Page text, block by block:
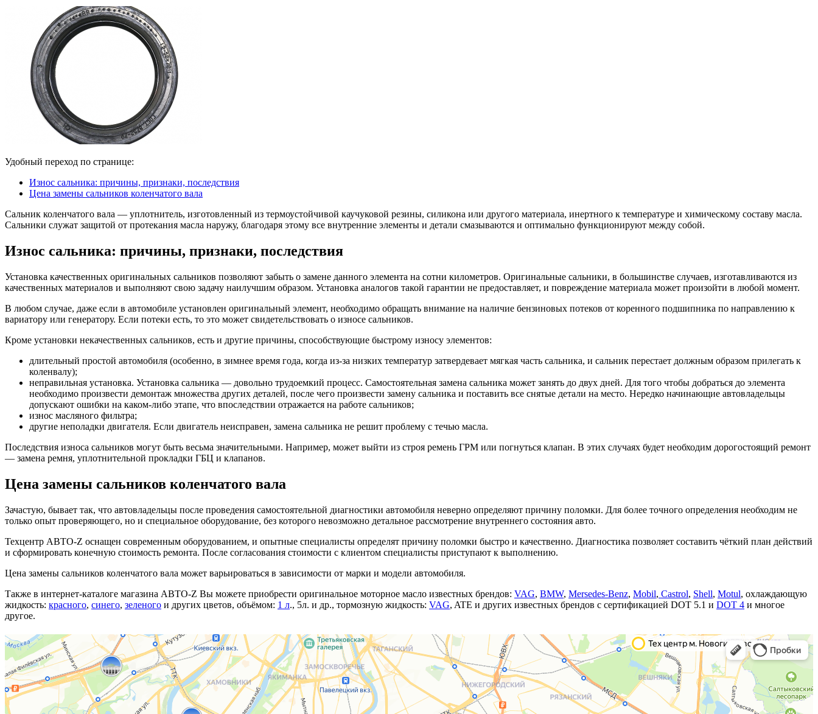
Удобный переход по странице:
Износ сальника: причины, признаки, последствия
Цена замены сальников коленчатого вала
Сальник коленчатого вала — уплотнитель, изготовленный из термоустойчивой каучуковой резины, силикона или другого материала, инертного к температуре и химическому составу масла.
Сальники служат защитой от протекания масла наружу, благодаря этому все внутренние элементы и детали смазываются и оптимально функционируют между собой.
Износ сальника: причины, признаки, последствия
Установка качественных оригинальных сальников позволяют забыть о замене данного элемента на сотни километров. Оригинальные сальники, в большинстве случаев, изготавливаются из
качественных материалов и выполняют свою задачу наилучшим образом. Установка аналогов такой гарантии не предоставляет, и повреждение материала может произойти в любой момент.
В любом случае, даже если в автомобиле установлен оригинальный элемент, необходимо обращать внимание на наличие бензиновых потеков от коренного подшипника по направлению к
вариатору или генератору. Если потеки есть, то это может свидетельствовать о износе сальников.
Кроме установки некачественных сальников, есть и другие причины, способствующие быстрому износу элементов:
длительный простой автомобиля (особенно, в зимнее время года, когда из-за низких температур затвердевает мягкая часть сальника, и сальник перестает должным образом прилегать к
коленвалу);
неправильная установка. Установка сальника — довольно трудоемкий процесс. Самостоятельная замена сальника может занять до двух дней. Для того чтобы добраться до элемента
необходимо произвести демонтаж множества других деталей, после чего произвести замену сальника и поставить все снятые детали на место. Нередко начинающие автовладельцы
допускают ошибки на каком-либо этапе, что впоследствии отражается на работе сальников;
износ масляного фильтра;
другие неполадки двигателя. Если двигатель неисправен, замена сальника не решит проблему с течью масла.
Последствия износа сальников могут быть весьма значительными. Например, может выйти из строя ремень ГРМ или погнуться клапан. В этих случаях будет необходим дорогостоящий ремонт
— замена ремня, уплотнительной прокладки ГБЦ и клапанов.
Цена замены сальников коленчатого вала
Зачастую, бывает так, что автовладельцы после проведения самостоятельной диагностики автомобиля неверно определяют причину поломки. Для более точного определения необходим не
только опыт проверяющего, но и специальное оборудование, без которого невозможно детальное рассмотрение внутреннего состояния авто.
Техцентр АВТО-Z оснащен современным оборудованием, и опытные специалисты определят причину поломки быстро и качественно. Диагностика позволяет составить чёткий план действий
и сформировать конечную стоимость ремонта. После согласования стоимости с клиентом специалисты приступают к выполнению.
Цена замены сальников коленчатого вала может варьироваться в зависимости от марки и модели автомобиля.
Также в интернет-каталоге магазина АВТО-Z Вы можете приобрести оригинальное моторное масло известных брендов: VAG, BMW, Mersedes-Benz, Mobil, Castrol, Shell, Motul, охлаждающую
жидкость: красного, синего, зеленого и других цветов, объёмом: 1 л., 5л. и др., тормозную жидкость: VAG, ATE и других известных брендов с сертификацией DOT 5.1 и DOT 4 и многое
другое.